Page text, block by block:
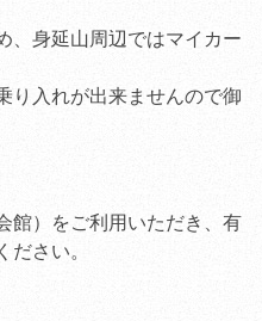
、身延山周辺ではマイカー
り入れが出来ませんので御
館）をご利用いただき、有
さい。